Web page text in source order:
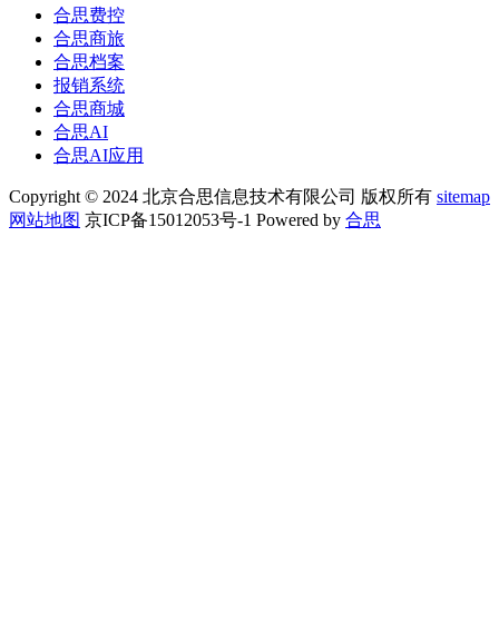
合思费控
合思商旅
合思档案
报销系统
合思商城
合思AI
合思AI应用
Copyright © 2024 北京合思信息技术有限公司 版权所有 sitemap
网站地图 京ICP备15012053号-1 Powered by 合思